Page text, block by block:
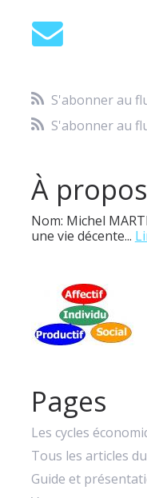
S'abonner au
S'abonner au
À propos
Nom: Michel
une vie décente...
Pages
Les cycles
Tous les articles
Guide et